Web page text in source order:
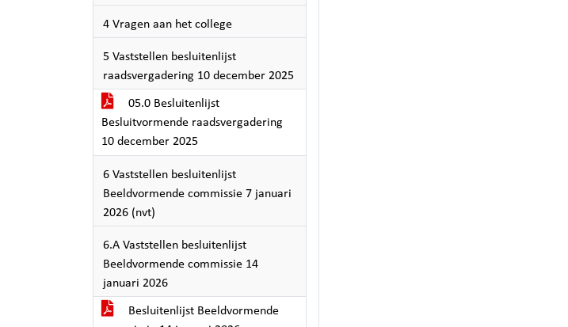
4 Vragen aan het college
5 Vaststellen besluitenlijst
raadsvergadering 10 december 2025
05.0 Besluitenlijst
Besluitvormende raadsvergadering
10 december 2025
6 Vaststellen besluitenlijst
Beeldvormende commissie 7 januari
2026 (nvt)
6.A Vaststellen besluitenlijst
Beeldvormende commissie 14
januari 2026
Besluitenlijst Beeldvormende